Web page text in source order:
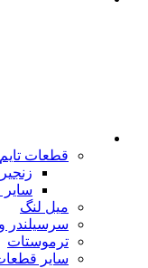
قطعات تایم
سایر
میل لنگ
سرسیلندر
ترموستات
سایر